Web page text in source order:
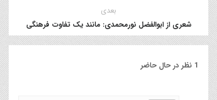
بعدی
شعری از ابوالفضل نورمحمدی: مانند یک تفاوت فرهنگی
1 نظر در حال حاضر